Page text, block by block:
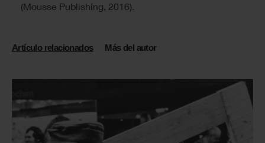
(Mousse Publishing, 2016).
Artículo relacionados Más del autor